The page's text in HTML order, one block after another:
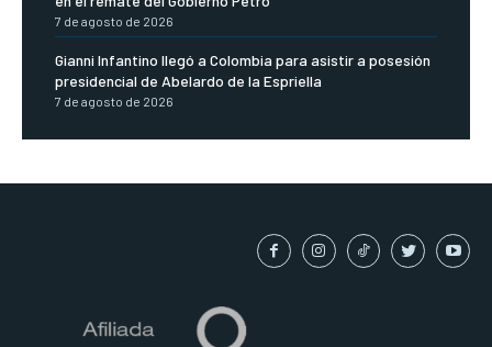
7 de agosto de 2026
Gianni Infantino llegó a Colombia para asistir a posesión
presidencial de Abelardo de la Espriella
7 de agosto de 2026